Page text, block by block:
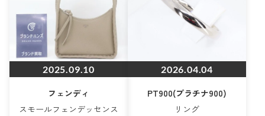
2025.09.10
フェンディ
スモールフェンデッセンス
2026.04.04
PT900(プラチナ900)
リング